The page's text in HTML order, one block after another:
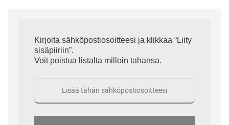
Kirjoita sähköpostiosoitteesi ja klikkaa “Liity
sisäpiiriin”.
Voit poistua listalta milloin tahansa.